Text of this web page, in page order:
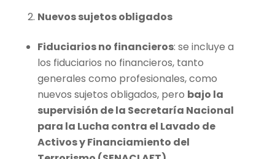
Nuevos sujetos obligados
Fiduciarios no financieros: se incluye a
los fiduciarios no financieros, tanto
generales como profesionales, como
nuevos sujetos obligados, pero bajo la
supervisión de la Secretaría Nacional
para la Lucha contra el Lavado de
Activos y Financiamiento del